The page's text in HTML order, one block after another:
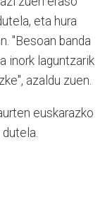
eta hura
"Besoan banda
inork laguntzarik
azaldu zuen.
euskarazko